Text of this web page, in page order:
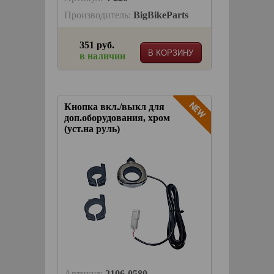
Производитель: BigBikeParts
В КОРЗИНУ
351 руб.
в наличии
Кнопка вкл./выкл для
доп.оборудования, хром
(уст.на руль)